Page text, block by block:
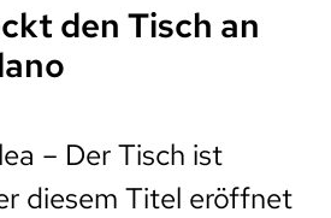
den Tisch an
– Der Tisch ist
diesem Titel eröffnet